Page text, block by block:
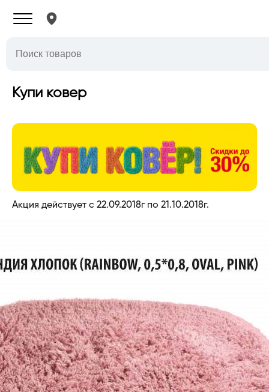
Купи ковер
Акция действует с 22.09.2018г по 21.10.2018г.